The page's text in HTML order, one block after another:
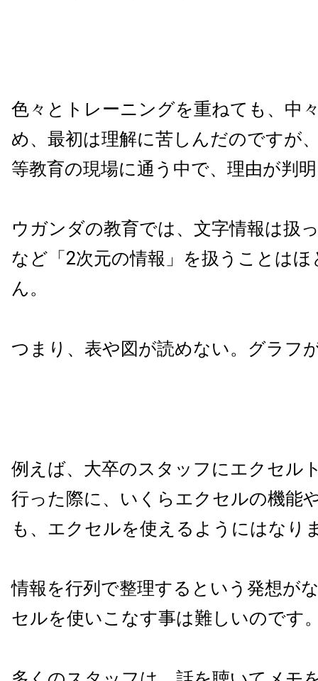
色々とトレーニングを重ねても、中
め、最初は理解に苦しんだのですが
等教育の現場に通う中で、理由が判
ウガンダの教育では、文字情報は扱
など「 2次元の情報」を扱うことは
ん。
つまり、表や図が読めない。グラフ
例えば、大卒のスタッフにエクセル
行った際に、いくらエクセルの機能
も、エクセルを使えるようにはなり
情報を行列で整理するという発想が
セルを使いこなす事は難しいのです